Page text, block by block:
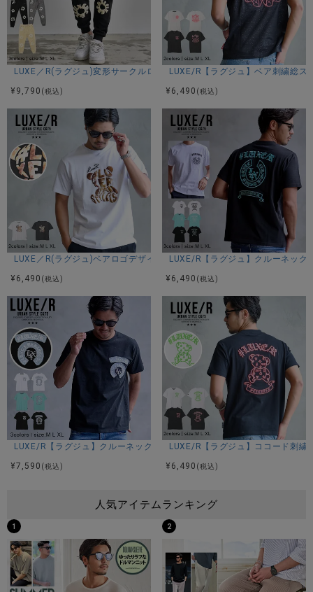
リブ：綿95%ポリウレタン5%
別布：綿100%
モデル
カラー展開
ホワイト/ブラック
アイテムガイド
伸縮性-若干あり 透け感-WHTのみ若干あり 生地の厚み-普通
※当店スタッフの個人的な感想になります。お客様により、感
じ方等異なる場合がございますので、あくまでもご参考とし
てご利用ください。
LUXE／R(ラグジュ)変形サークルロゴパンツ/全3色
¥ 9,790 (税込)
LUXE/R【ラグジュ】ベア刺繍総
¥ 6,490 (税込)
LUXE／R(ラグジュ)ベアロゴデザイン発泡半袖TEE/全2色
¥ 6,490 (税込)
LUXE/R【ラグジュ】クルーネッ
¥ 6,490 (税込)
LUXE/R【ラグジュ】クルーネック デニムアーチロゴ半袖Tシャツ/全3色
¥7,590 (税込)
LUXE/R【ラグジュ】ココード刺繍
¥ 6,490 (税込)
人気アイテムランキング
1 2